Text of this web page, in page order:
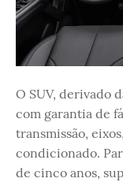
O SUV, derivado
com garantia de
transmissão,
condicionado.
de cinco anos,